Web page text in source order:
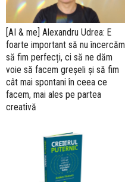
[AI & me] Alexandru Udrea: E
foarte important să nu încercăm
să fim perfecți, ci să ne dăm
voie să facem greșeli și să fim
cât mai spontani în ceea ce
facem, mai ales pe partea
creativă